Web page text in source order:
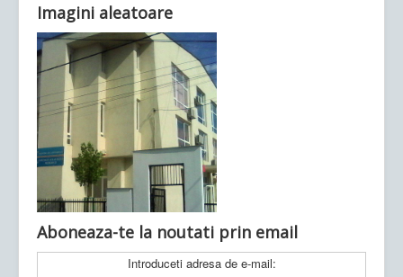
Ultimele articole: Vi, 04.11.2022 -
Județean Mehedinți
Imagini aleatoare
Aboneaza-te la noutati prin email
Introduceti adresa de e-mail: